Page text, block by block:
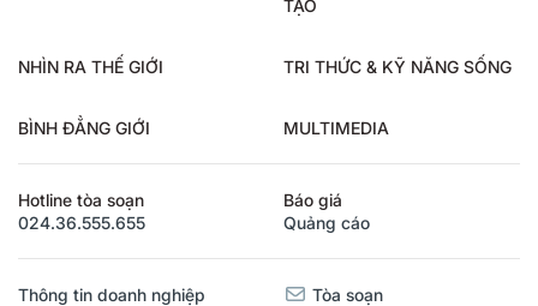
TẠO
NHÌN RA THẾ GIỚI TRI THỨC & KỸ NĂNG SỐNG
BÌNH ĐẲNG GIỚI MULTIMEDIA
Hotline tòa soạn
024.36.555.655
Báo giá
Quảng cáo
Thông tin doanh nghiệp Tòa soạn